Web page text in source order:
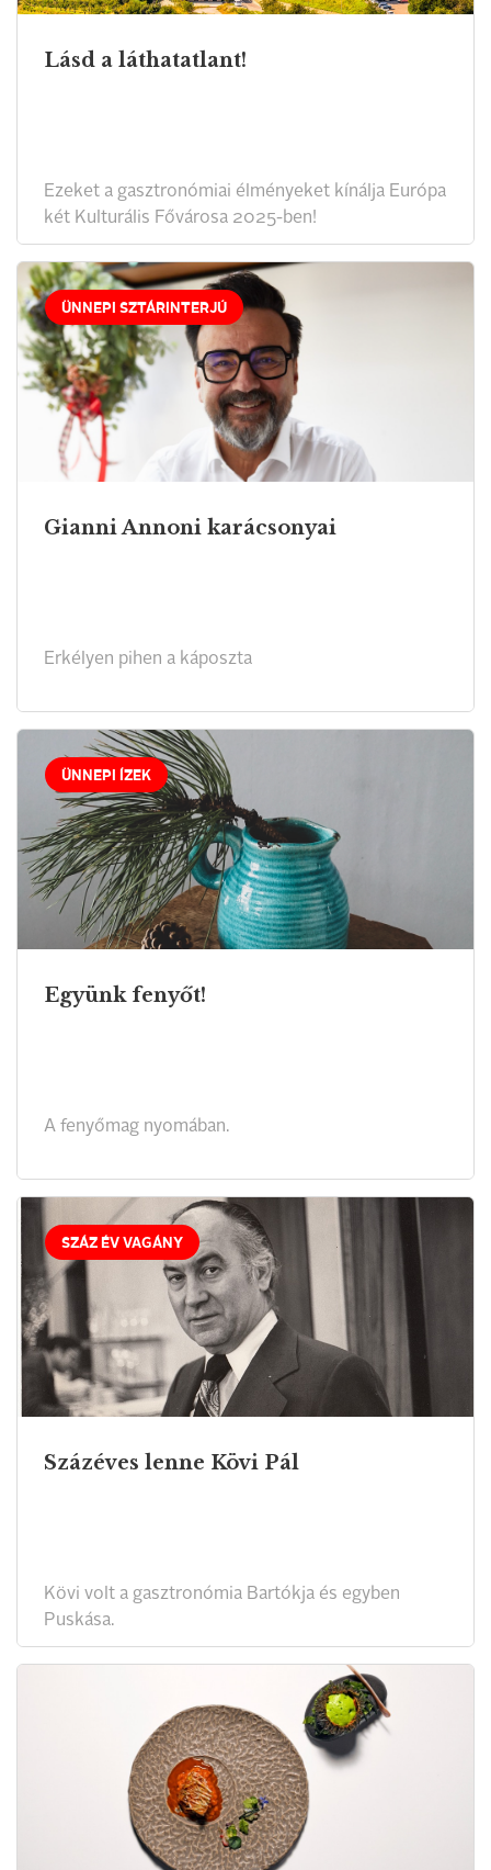
Lásd a láthatatlant!
Ezeket a gasztronómiai élményeket kínálja Európa
két Kulturális Fővárosa 2025-ben!
ÜNNEPI SZTÁRINTERJÚ
Gianni Annoni karácsonyai
Erkélyen pihen a káposzta
ÜNNEPI ÍZEK
Együnk fenyőt!
A fenyőmag nyomában.
SZÁZ ÉV VAGÁNY
Százéves lenne Kövi Pál
Kövi volt a gasztronómia Bartókja és egyben
Puskása.